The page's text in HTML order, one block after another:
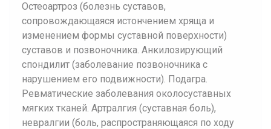
Остеоартроз (болезнь суставов,
сопровождающаяся истончением хряща и
изменением формы суставной поверхности)
суставов и позвоночника. Анкилозирующий
спондилит (заболевание позвоночника с
нарушением его подвижности). Подагра.
Ревматические заболевания околосуставных
мягких тканей. Артралгия (суставная боль),
невралгии (боль, распространяющаяся по ходу